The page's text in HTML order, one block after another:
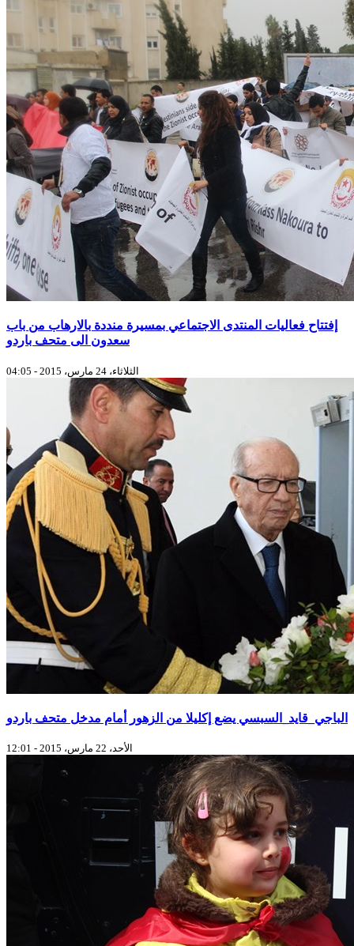
إفتتاح فعاليات المنتدى الاجتماعي بمسيرة منددة بالارهاب من باب
سعدون الى متحف باردو
الثلاثاء، 24 مارس، 2015 - 04:05
الباجي_قايد_السبسي يضع إكليلا من الزهور أمام مدخل متحف باردو
الأحد، 22 مارس، 2015 - 12:01